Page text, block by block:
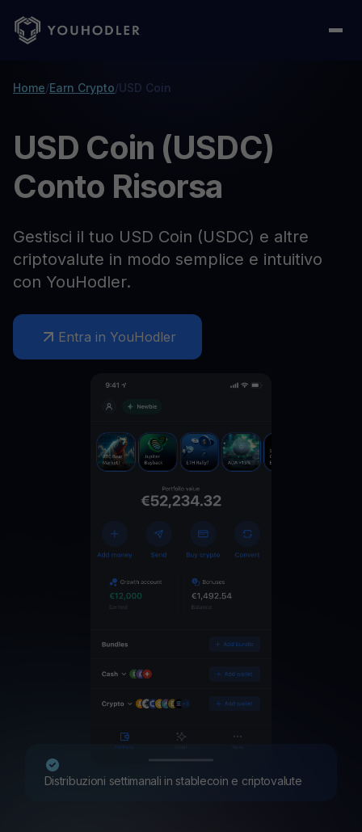
Home/Earn Crypto/USD Coin
USD Coin (USDC)
Conto Risorsa
Gestisci il tuo USD Coin (USDC) e altre
criptovalute in modo semplice e intuitivo
con YouHodler.
Entra in YouHodler
Distribuzioni settimanali in stablecoin e criptovalute